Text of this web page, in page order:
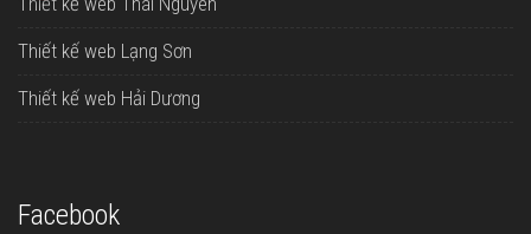
Thiết kế web Lạng Sơn
Thiết kế web Hải Dương
Facebook